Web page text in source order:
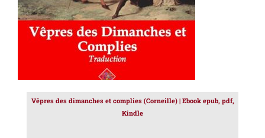
Vêpres des dimanches et complies (Corneille) | Ebook epub, pdf,
Kindle